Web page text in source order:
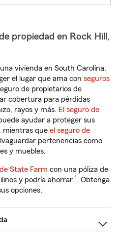
propiedad en Rock Hill,
vivienda en South Carolina,
el lugar que ama con seguros
de propietarios de
cobertura para pérdidas
rayos y más. El seguro de
ayudar a proteger sus
mientras que el seguro de
pertenencias como
y muebles.
State Farm con una póliza de
y podría ahorrar 1. Obtenga
opciones.